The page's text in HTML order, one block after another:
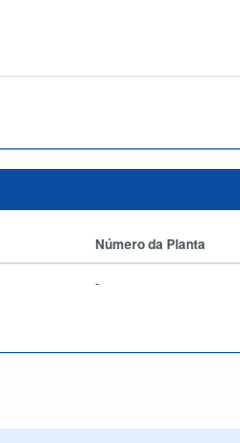
Número da Planta
-